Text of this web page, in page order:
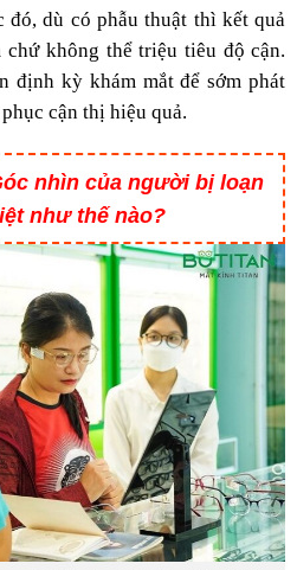
dù có phẫu thuật thì kết quả
không thể triệu tiêu độ cận.
định kỳ khám mắt để sớm phát
cận thị hiệu quả.
nhìn của người bị loạn
như thế nào?